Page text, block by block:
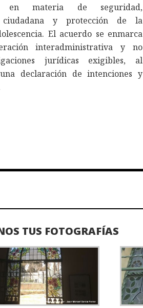
en materia de seguridad,
ciudadana y protección de la
El acuerdo se enmarca
interadministrativa y no
jurídicas exigibles, al
declaración de intenciones y
TUS FOTOGRAFÍAS